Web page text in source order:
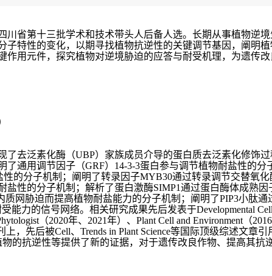
川省第十三批学术和技术带头人后备人选。长期从事植物逆
子特性的变化，以期寻找植物抗逆性的关键调节基因，阐明
作用元件，探究植物对逆境胁迫的应答与耐受机理，为遗传
了去泛素化酶（UBP）家族成员介导的蛋白质去泛素化修饰
了通用调节因子（GRF） 14-3-3蛋白参与调节植物耐盐性的分
性的分子机制；阐明了转录因子MYB30通过转录调节交替氧化
盐性的分子机制；解析了蛋白激酶SIMP1通过蛋白酶体成熟因
质网胁迫而提高植物耐盐能力的分子机制；阐明了PIP3小肽通
能力的信号网络。相关研究成果先后发表于Developmental Cell
（2020年、 2021年）、 Plant Cell and Environment （2016
上，先后被Cell、 Trends in Plant Science等国际顶级综述文章引
的抗逆性等提供了新的证据，对于遗传改良作物、提高其抗